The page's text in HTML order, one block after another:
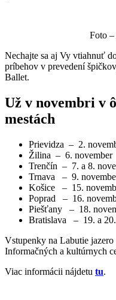
Foto
Nechajte sa aj Vy vtiahnuť
príbehov v prevedení
Ballet.
Už v novembri v
mestách
Prievidza – 2.
Žilina – 6. november
Trenčín – 7. a 8.
Trnava – 9.
Košice – 15.
Poprad – 16.
Piešťany – 18.
Bratislava – 19. a 20.
Vstupenky na Labutie jazero
Informačných a kultúrnych
Viac informácii nájdetu tu.